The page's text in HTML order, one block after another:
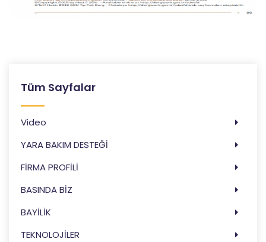
Tüm Sayfalar
Video
YARA BAKIM DESTEĞİ
FİRMA PROFİLİ
BASINDA BİZ
BAYİLİK
TEKNOLOJİLER